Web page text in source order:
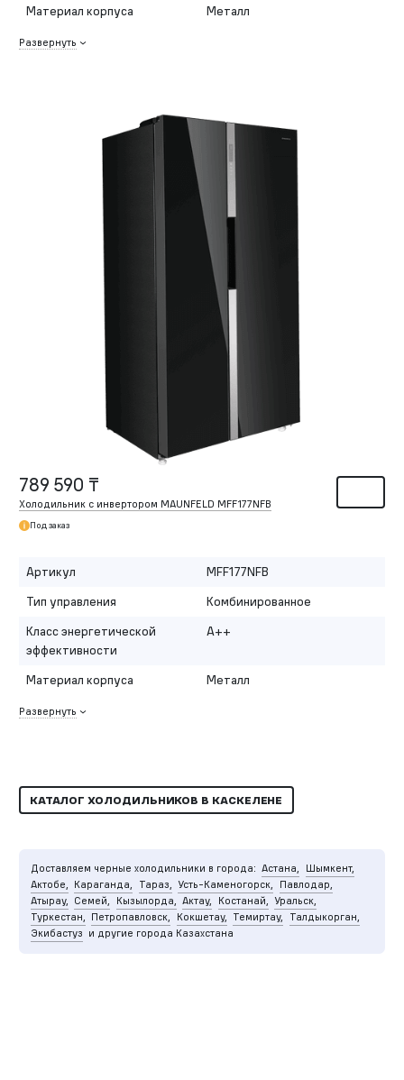
Материал корпуса Металл
Развернуть
789 590 ₸
Холодильник с инвертором MAUNFELD MFF177NFB
Под заказ
Артикул
MFF177NFB
Тип управления
Комбинированное
Класс энергетической
эффективности
A++
Материал корпуса Металл
Развернуть
КАТАЛОГ ХОЛОДИЛЬНИКОВ В КАСКЕЛЕНЕ
Доставляем черные холодильники в города: Астана,
Шымкент,
Актобе, Караганда, Тараз, Усть-Каменогорск,
Павлодар,
Атырау, Семей, Кызылорда, Актау, Костанай, Уральск,
Туркестан, Петропавловск, Кокшетау, Темиртау,
Талдыкорган,
Экибастуз и другие города Казахстана